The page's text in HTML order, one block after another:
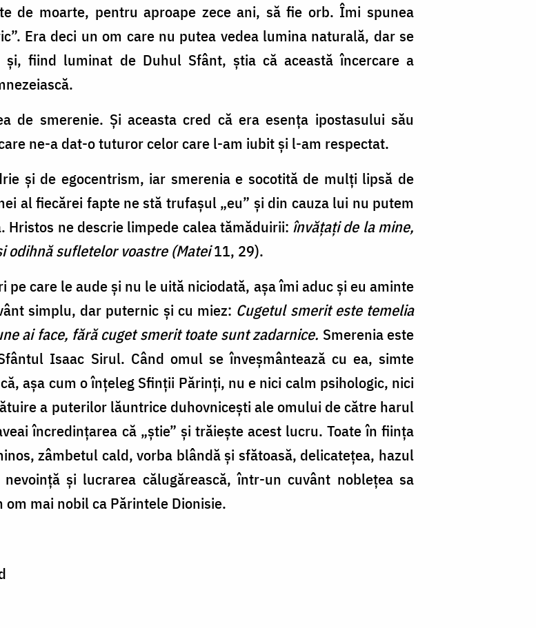
de moarte, pentru aproape zece ani, să fie orb. Îmi spunea
Era deci un om care nu putea vedea lumina naturală, dar se
fiind luminat de Duhul Sfânt, ştia că această încercare a
de smerenie. Şi aceasta cred că era esenţa ipostasului său
ne-a dat-o tuturor celor care l-am iubit şi l-am respectat.
şi de egocentrism, iar smerenia e socotită de mulţi lipsă de
al fiecărei fapte ne stă trufaşul „eu” şi din cauza lui nu putem
ne descrie limpede calea tămăduirii: învăţaţi de la mine,
odihnă sufletelor voastre (Matei11, 29).
care le aude şi nu le uită niciodată, aşa îmi aduc şi eu aminte
simplu, dar puternic şi cu miez: Cugetul smerit este temelia
ai face, fără cuget smerit toate sunt zadarnice. Smerenia este
Isaac Sirul. Când omul se înveşmântează cu ea, simte
aşa cum o înţeleg Sfinţii Părinţi, nu e nici calm psihologic, nici
a puterilor lăuntrice duhovniceşti ale omului de către harul
încredinţarea că „ştie” şi trăieşte acest lucru. Toate în fiinţa
zâmbetul cald, vorba blândă şi sfătoasă, delicateţea, hazul
şi lucrarea călugărească, într-un cuvânt nobleţea sa
mai nobil ca Părintele Dionisie.